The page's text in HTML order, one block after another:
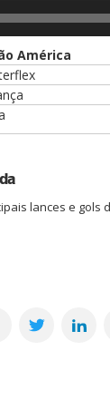
América
lances e gols